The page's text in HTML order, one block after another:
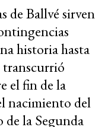
de Ballvé sirven
historia hasta
el fin de la
nacimiento del
la Segunda